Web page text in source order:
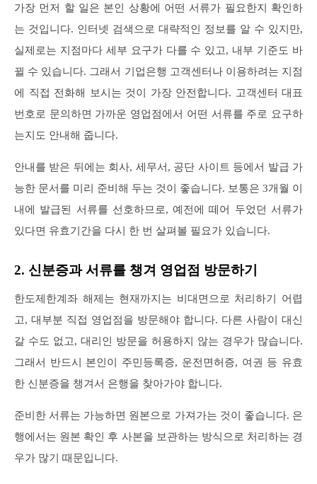
가장 먼저 할 일은 본인 상황에 어떤 서류가 필요한지 확인하
는 것입니다. 인터넷 검색으로 대략적인 정보를 알 수 있지만,
실제로는 지점마다 세부 요구가 다를 수 있고, 내부 기준도 바
뀔 수 있습니다. 그래서 기업은행 고객센터나 이용하려는 지점
에 직접 전화해 보시는 것이 가장 안전합니다. 고객센터 대표
번호로 문의하면 가까운 영업점에서 어떤 서류를 주로 요구하
는지도 안내해 줍니다.
안내를 받은 뒤에는 회사, 세무서, 공단 사이트 등에서 발급 가
능한 문서를 미리 준비해 두는 것이 좋습니다. 보통은 3개월 이
내에 발급된 서류를 선호하므로, 예전에 떼어 두었던 서류가
있다면 유효기간을 다시 한 번 살펴볼 필요가 있습니다.
2. 신분증과 서류를 챙겨 영업점 방문하기
한도제한계좌 해제는 현재까지는 비대면으로 처리하기 어렵
고, 대부분 직접 영업점을 방문해야 합니다. 다른 사람이 대신
갈 수도 없고, 대리인 방문을 허용하지 않는 경우가 많습니다.
그래서 반드시 본인이 주민등록증, 운전면허증, 여권 등 유효
한 신분증을 챙겨서 은행을 찾아가야 합니다.
준비한 서류는 가능하면 원본으로 가져가는 것이 좋습니다. 은
행에서는 원본 확인 후 사본을 보관하는 방식으로 처리하는 경
우가 많기 때문입니다.